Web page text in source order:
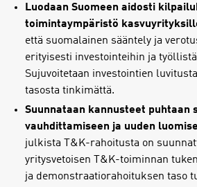
Luodaan Suomeen aidosti
toimintaympäristö
että suomalainen sääntely ja
erityisesti investointeihin ja
Sujuvoitetaan investointien
tasosta tinkimättä.
Suunnataan kannusteet puhtaan
vauhdittamiseen ja uuden
julkista T&K-rahoitusta on
yritysvetoisen T&K-toiminnan
ja demonstraatiorahoituksen taso